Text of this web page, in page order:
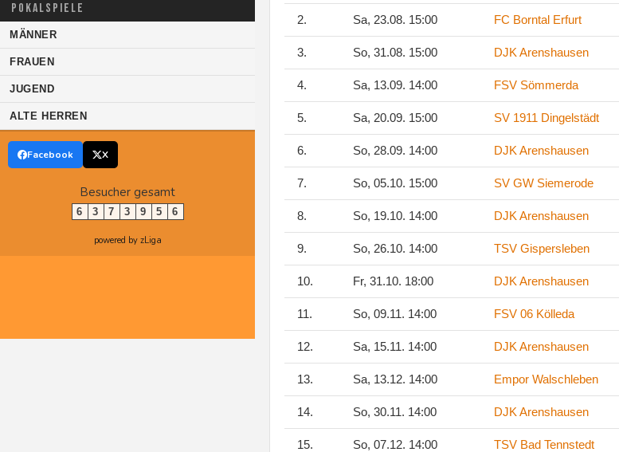
POKALSPIELE
MÄNNER
FRAUEN
JUGEND
ALTE HERREN
Facebook X
Besucher gesamt
6 3 7 3 9 5 6
powered by zLiga
2. Sa, 23.08. 15:00 FC Borntal Erfurt
3. So, 31.08. 15:00 DJK Arenshausen
4. Sa, 13.09. 14:00 FSV Sömmerda
5. Sa, 20.09. 15:00 SV 1911 Dingelstädt
6. So, 28.09. 14:00 DJK Arenshausen
7. So, 05.10. 15:00 SV GW Siemerode
8. So, 19.10. 14:00 DJK Arenshausen
9. So, 26.10. 14:00 TSV Gispersleben
10. Fr, 31.10. 18:00 DJK Arenshausen
11. So, 09.11. 14:00 FSV 06 Kölleda
12. Sa, 15.11. 14:00 DJK Arenshausen
13. Sa, 13.12. 14:00 Empor Walschleben
14. So, 30.11. 14:00 DJK Arenshausen
15. So, 07.12. 14:00 TSV Bad Tennstedt